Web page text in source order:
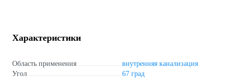
Характеристики
Область применения
внутренняя канализация
Угол
67 град